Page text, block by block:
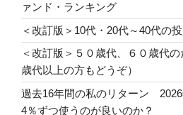
ァンド・ランキング
＜改訂版＞10代・20代～40代の
＜改訂版＞５０歳代、６０歳代
歳代以上の方もどうぞ）
過去16年間の私のリターン
4％ずつ使うのが良いのか？